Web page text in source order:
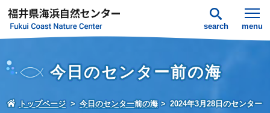
search menu
今日のセンター前の海
トップページ 今日のセンター前の海
2024年3月28日のセンター